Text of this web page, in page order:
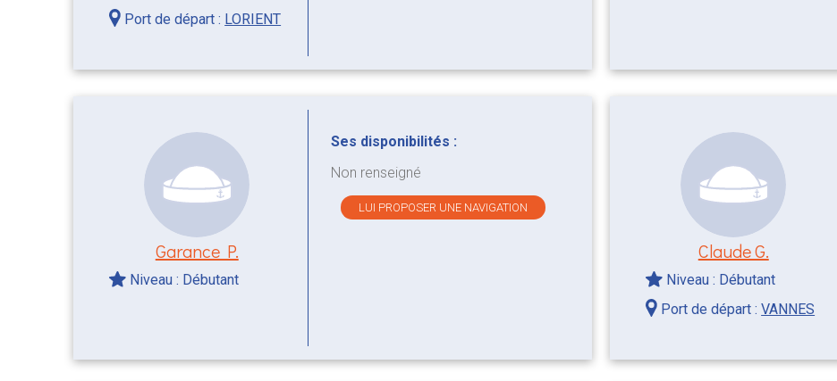
Port de départ : LORIENT
Garance P.
Niveau : Débutant
Ses disponibilités :
Non renseigné
LUI PROPOSER UNE NAVIGATION
Claude G.
Niveau : Débutant
Port de départ :VANNES